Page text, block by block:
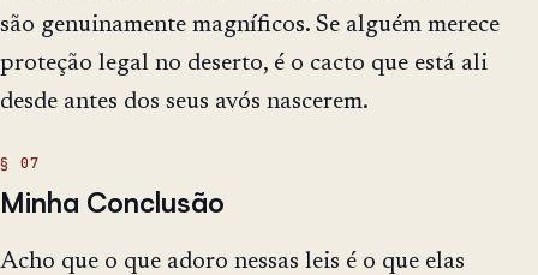
são genuinamente magníficos. Se alguém merece
proteção legal no deserto, é o cacto que está ali
desde antes dos seus avós nascerem.
Minha Conclusão
Acho que o que adoro nessas leis é o que elas